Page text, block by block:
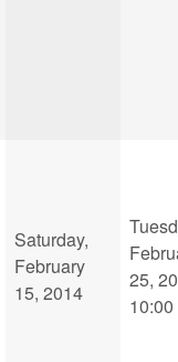
Saturday,
February
15, 2014
25,
10:00